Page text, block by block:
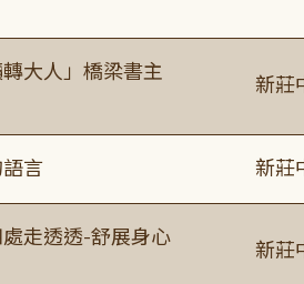
大人」橋梁書主
新莊
言 新莊
處走透透-舒展身心
新莊